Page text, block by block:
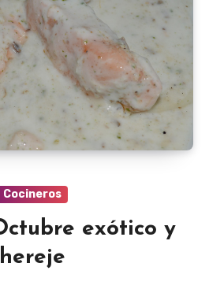
Cocineros
exótico y
hereje